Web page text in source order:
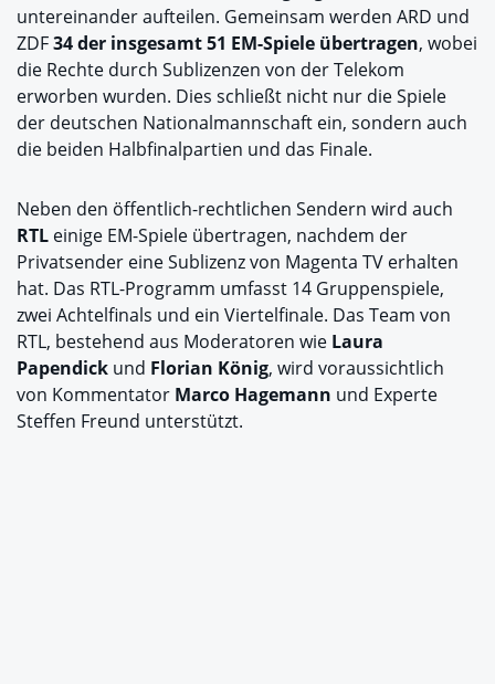
untereinander aufteilen. Gemeinsam werden ARD und
ZDF34 der insgesamt 51 EM-Spiele übertragen, wobei
die Rechte durch Sublizenzen von der Telekom
erworben wurden. Dies schließt nicht nur die Spiele
der deutschen Nationalmannschaft ein, sondern auch
die beiden Halbfinalpartien und das Finale.
Neben den öffentlich-rechtlichen Sendern wird auch
RTL einige EM-Spiele übertragen, nachdem der
Privatsender eine Sublizenz von Magenta TV erhalten
hat. Das RTL-Programm umfasst 14 Gruppenspiele,
zwei Achtelfinals und ein Viertelfinale. Das Team von
RTL, bestehend aus Moderatoren wie Laura
Papendick und Florian König, wird voraussichtlich
von Kommentator Marco Hagemann und Experte
Steffen Freund unterstützt.